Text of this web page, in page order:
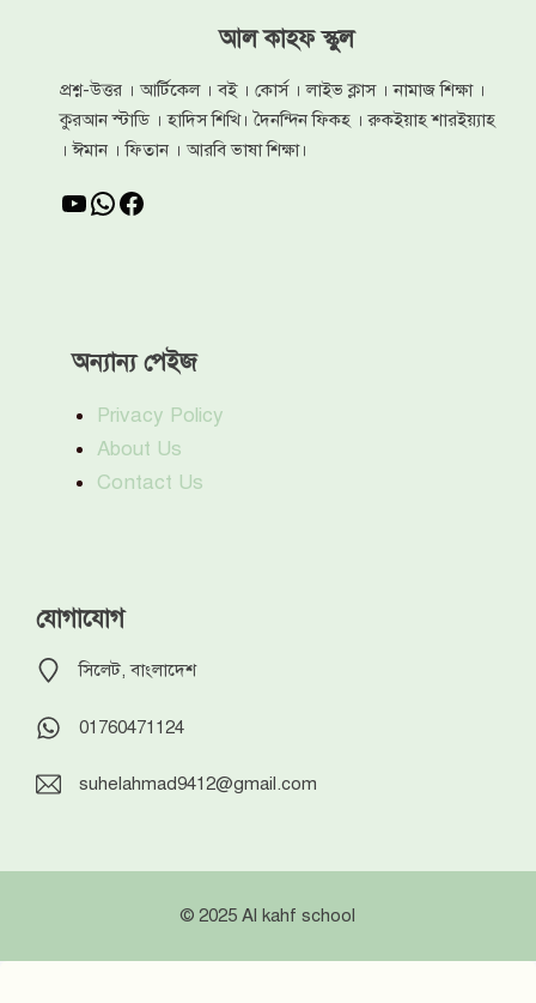
আল কাহফ স্কুল
প্রশ্ন-উত্তর । আর্টিকেল । বই । কোর্স । লাইভ ক্লাস । নামাজ শিক্ষা ।
কুরআন স্টাডি । হাদিস শিখি। দৈনন্দিন ফিকহ । রুকইয়াহ শারইয়্যাহ
। ঈমান । ফিতান । আরবি ভাষা শিক্ষা।
YouTube
WhatsApp
Facebook
অন্যান্য পেইজ
Privacy Policy
About Us
Contact Us
যোগাযোগ
সিলেট, বাংলাদেশ
01760471124
suhelahmad9412@gmail.com
© 2025 Al kahf school